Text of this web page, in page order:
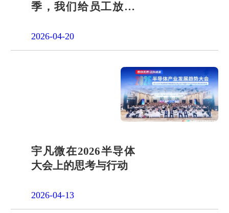
季，我们给员工放了
2026-04-20
宇凡微在2026半导体
大会上的思考与行动
2026-04-13